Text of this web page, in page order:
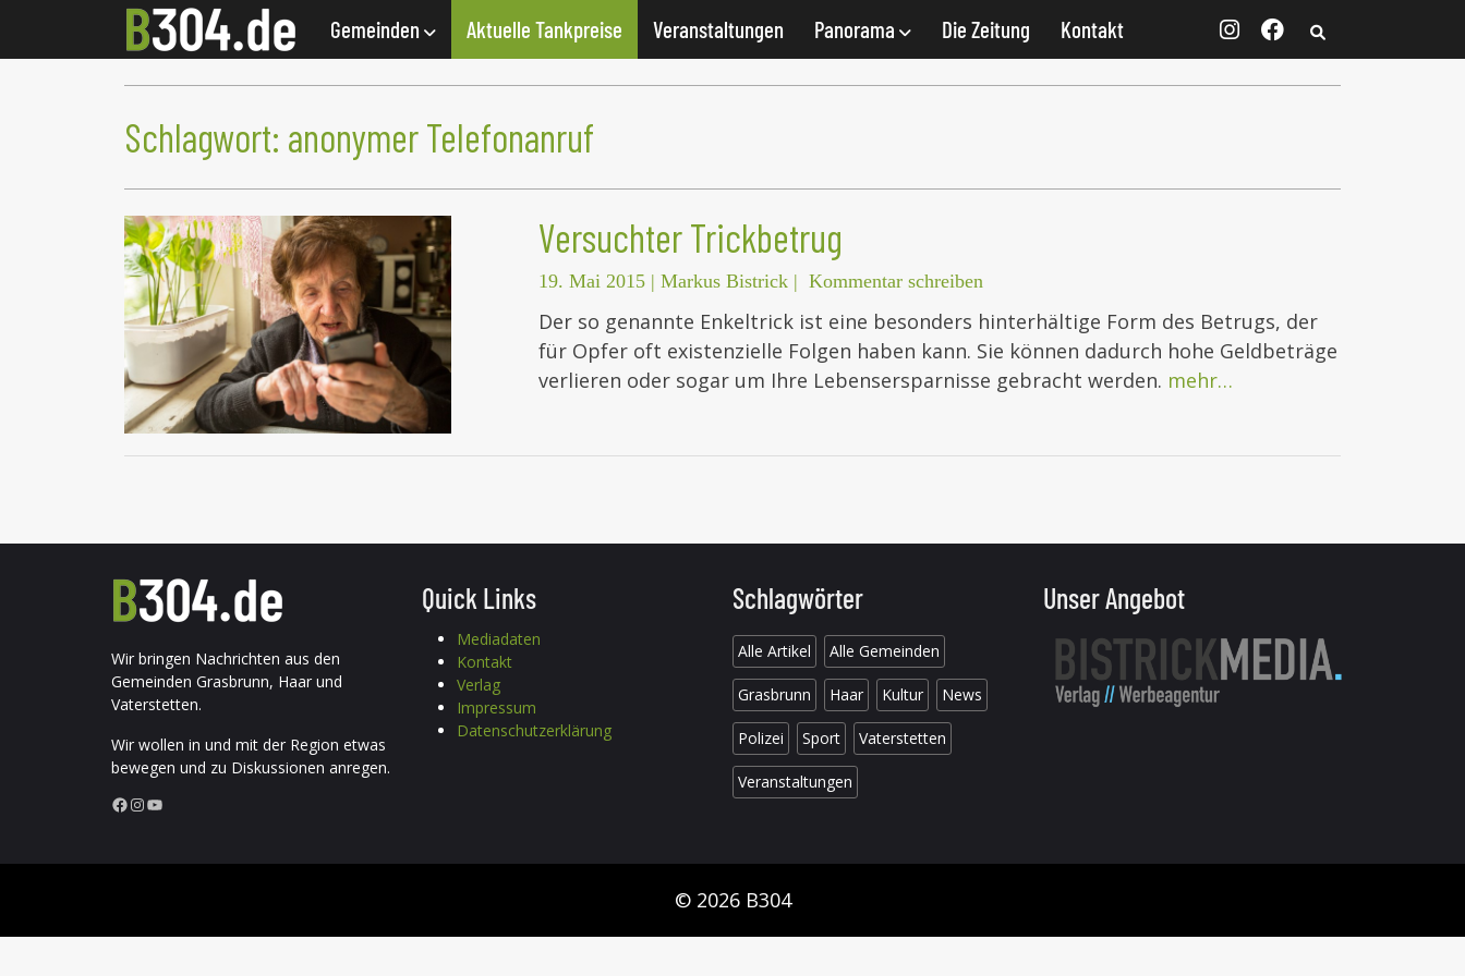
Gemeinden Aktuelle Tankpreise Veranstaltungen Panorama Die Zeitung Kontakt
Schlagwort: anonymer Telefonanruf
Versuchter Trickbetrug
19. Mai 2015 | Markus Bistrick | Kommentar schreiben
Der so genannte Enkeltrick ist eine besonders hinterhältige Form des Betrugs, der
für Opfer oft existenzielle Folgen haben kann. Sie können dadurch hohe Geldbeträge
verlieren oder sogar um Ihre Lebensersparnisse gebracht werden. mehr…
Wir bringen Nachrichten aus den
Gemeinden Grasbrunn, Haar und
Vaterstetten.
Wir wollen in und mit der Region etwas
bewegen und zu Diskussionen anregen.
Facebook InstagramYouTube
Quick Links
Mediadaten
Kontakt
Verlag
Impressum
Datenschutzerklärung
Schlagwörter
Alle Artikel Alle Gemeinden
Grasbrunn Haar Kultur News
Polizei Sport Vaterstetten
Veranstaltungen
Unser Angebot
© 2026 B304